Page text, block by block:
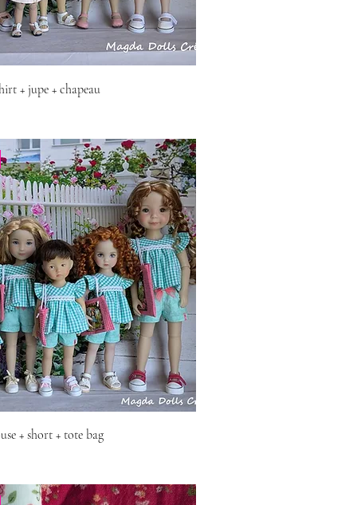
+ jupe + chapeau
+ short + tote bag